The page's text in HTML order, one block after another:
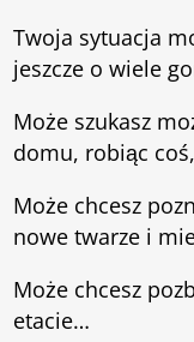
Twoja sytuacja
jeszcze o wiele
Może szukasz
domu, robiąc
Może chcesz
nowe twarze i
Może chcesz
etacie…